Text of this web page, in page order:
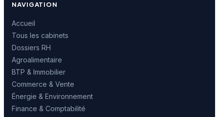
NAVIGATION
Accueil
Tous les cabinets
Dossiers RH
Agroalimentaire
BTP & Immobilier
Commerce & Vente
Énergie & Environnement
Finance & Comptabilité